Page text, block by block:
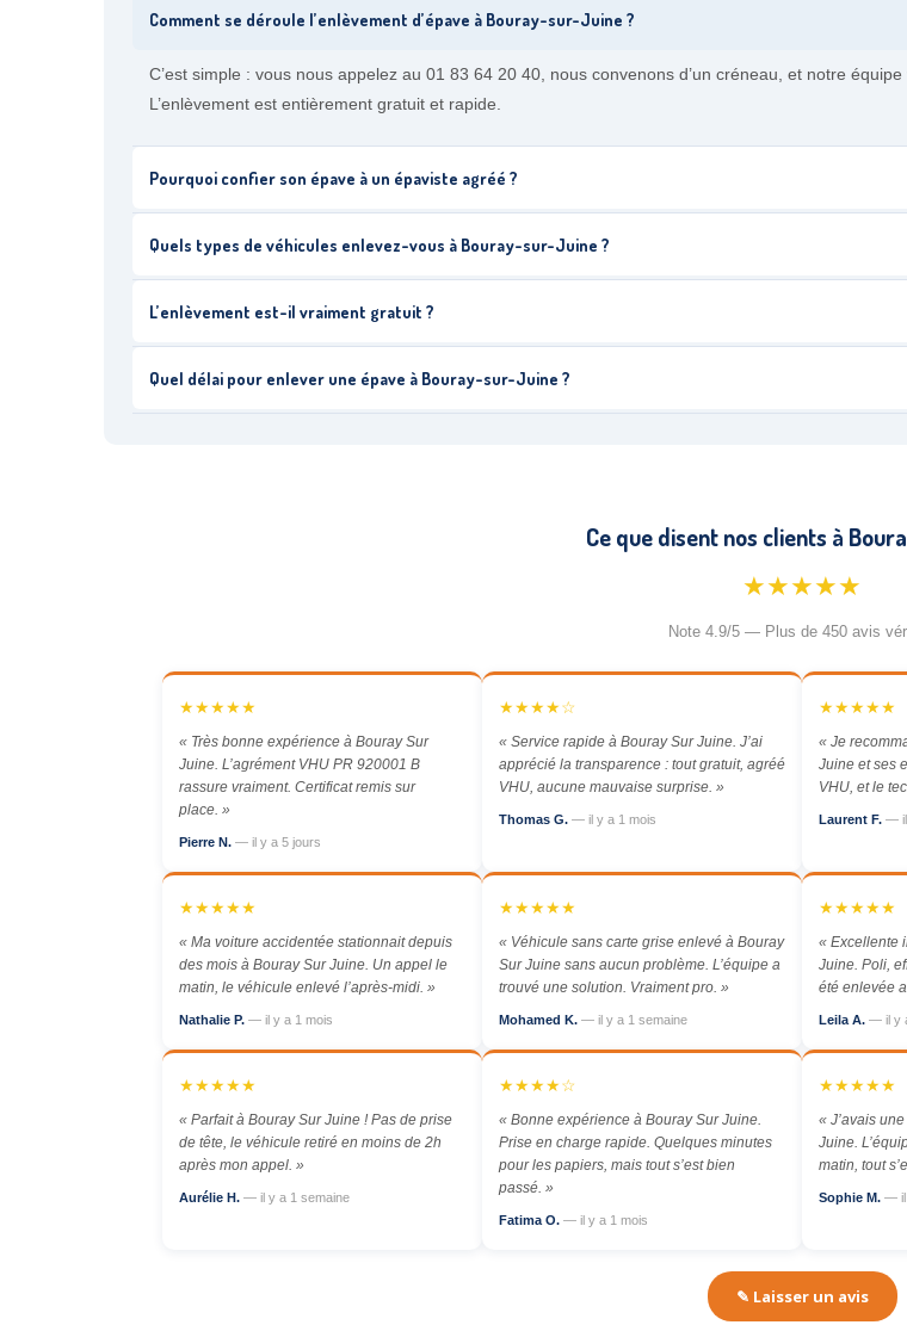
Comment se déroule l’enlèvement d’épave à Bouray-sur-Juine ?
C’est simple : vous nous appelez au 01 83 64 20 40, nous convenons d’un créneau, et notre
L’enlèvement est entièrement gratuit et rapide.
Pourquoi confier son épave à un épaviste agréé ?
Quels types de véhicules enlevez-vous à Bouray-sur-Juine ?
L’enlèvement est-il vraiment gratuit ?
Quel délai pour enlever une épave à Bouray-sur-Juine ?
Ce que disent nos clients à
★★★★★
Note 4.9/5 — Plus de 450 avis
★★★★★
« Très bonne expérience à Bouray Sur
Juine. L’agrément VHU PR 920001 B
rassure vraiment. Certificat remis sur
place. »
Pierre N. — il y a 5 jours
★★★★☆
« Service rapide à Bouray Sur Juine. J’ai
apprécié la transparence : tout gratuit, agréé
VHU, aucune mauvaise surprise. »
Thomas G. — il y a 1 mois
★★★★★
« Je
Juine et ses
VHU, et le
Laurent F. — il
★★★★★
« Ma voiture accidentée stationnait depuis
des mois à Bouray Sur Juine. Un appel le
matin, le véhicule enlevé l’après-midi. »
Nathalie P. — il y a 1 mois
★★★★★
« Véhicule sans carte grise enlevé à Bouray
Sur Juine sans aucun problème. L’équipe a
trouvé une solution. Vraiment pro. »
Mohamed K. — il y a 1 semaine
★★★★★
« Excellente
Juine. Poli,
été enlevée
Leila A. — il y
★★★★★
« Parfait à Bouray Sur Juine ! Pas de prise
de tête, le véhicule retiré en moins de 2h
après mon appel. »
Aurélie H. — il y a 1 semaine
★★★★☆
« Bonne expérience à Bouray Sur Juine.
Prise en charge rapide. Quelques minutes
pour les papiers, mais tout s’est bien
passé. »
Fatima O. — il y a 1 mois
★★★★★
« J’avais
Juine.
matin, tout
Sophie M. — il
✎ Laisser un avis